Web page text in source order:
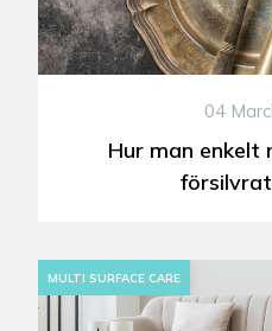
04
Hur man enkelt
MULTI SURFACE CARE